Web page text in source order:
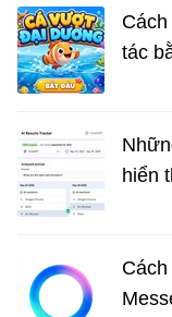
tác
hiển